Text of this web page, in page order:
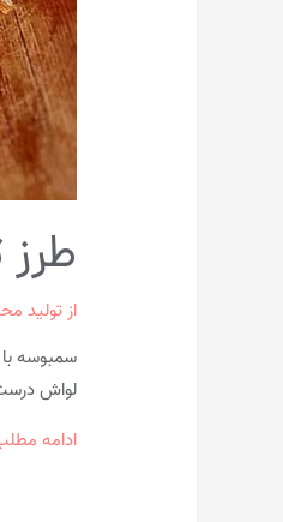
ازتولید
سمبوسه
لواش
طرز
ادامه